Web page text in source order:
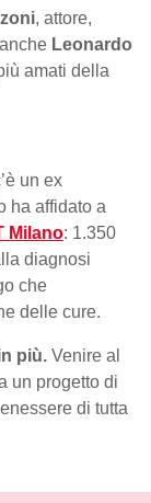
, attore,
Leonardo
amati della
un ex
ha affidato a
Milano: 1.350
diagnosi
che
delle cure.
più. Venire al
un progetto di
di tutta